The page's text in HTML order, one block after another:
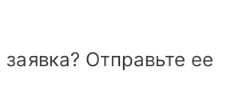
заявка? Отправьте ее